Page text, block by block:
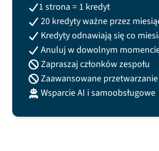
1 strona = 1 kredyt
20 kredyty ważne przez
Kredyty odnawiają się co
Anuluj w dowolnym
Zapraszaj członków zespołu
Zaawansowane
Wsparcie AI i samoobsługowe